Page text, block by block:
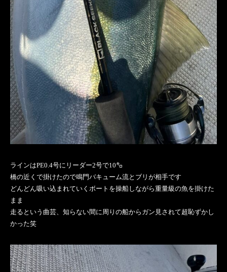
ラインはPE0.4号にリーダー2号で10㌔
橋の近くで掛けたので鳴門バキューム流とブリが相手です
どんどん吸い込まれていくボートを操船しながら重量級の魚を掛けた
まま
走るという曲芸、知らない間に周りの船からガン見されて超恥ずかし
かった笑